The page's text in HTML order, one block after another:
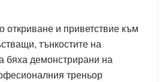
и приветствие към
тънкостите на
бяха демонстрирани на
треньор